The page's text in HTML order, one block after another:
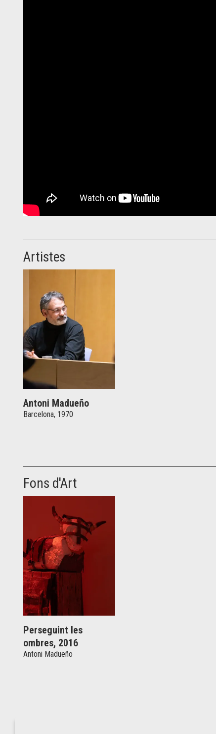
Artistes
Antoni Madueño
Barcelona, 1970
Fons d'Art
Perseguint les
ombres, 2016
Antoni Madueño